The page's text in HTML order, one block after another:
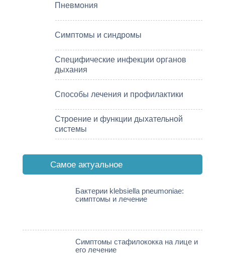
Пневмония
Симптомы и синдромы
Специфические инфекции органов
дыхания
Способы лечения и профилактики
Строение и функции дыхательной
системы
Cамое актуальное
Бактерии klebsiella pneumoniae:
симптомы и лечение
Симптомы стафилококка на лице и
его лечение